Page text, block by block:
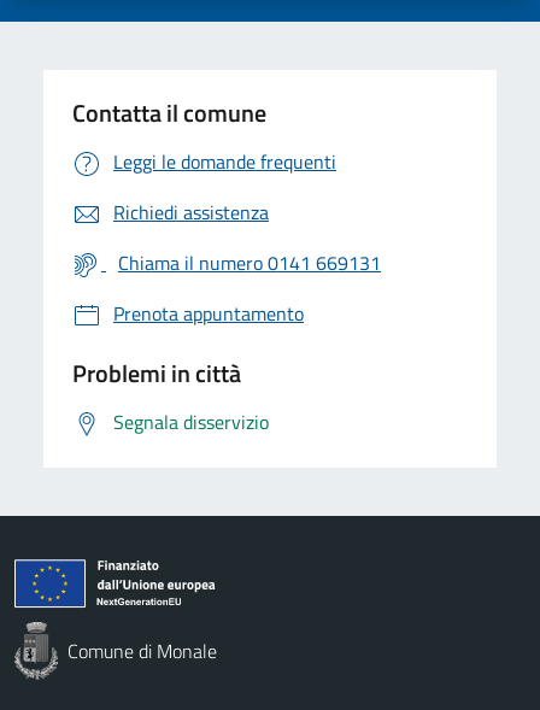
Contatta il comune
Leggi le domande frequenti
Richiedi assistenza
Chiama il numero 0141 669131
Prenota appuntamento
Problemi in città
Segnala disservizio
Comune di Monale